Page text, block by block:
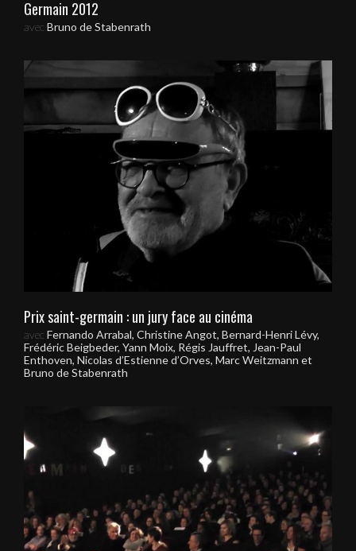
Germain 2012
avec Bruno de Stabenrath
Prix saint-germain : un jury face au cinéma
avec Fernando Arrabal, Christine Angot, Bernard-Henri Lévy,
Frédéric Beigbeder, Yann Moix, Régis Jauffret, Jean-Paul
Enthoven, Nicolas d’Estienne d’Orves, Marc Weitzmann et
Bruno de Stabenrath